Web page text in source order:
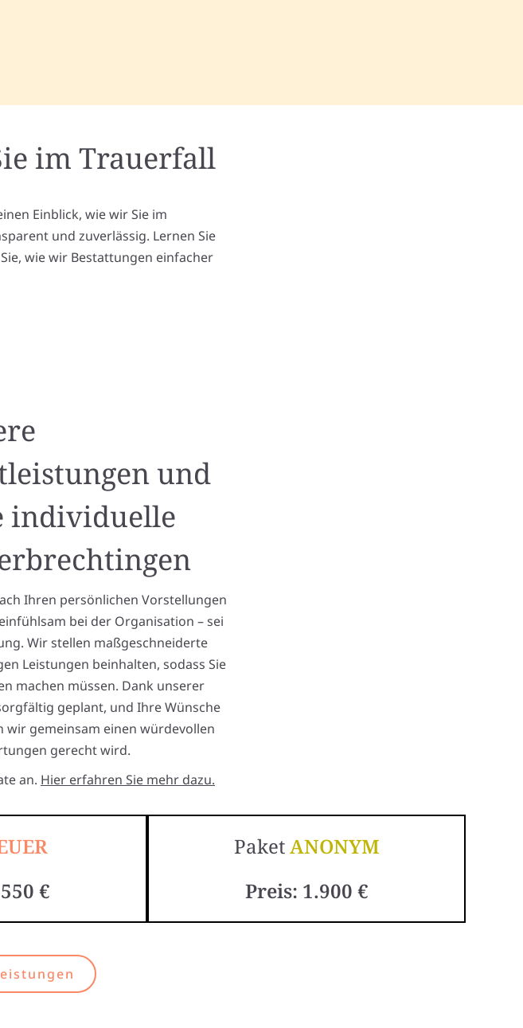
im Trauerfall
Einblick, wie wir Sie im
und zuverlässig. Lernen Sie
wie wir Bestattungen einfacher
und
individuelle
Ihren persönlichen Vorstellungen
bei der Organisation – sei
Wir stellen maßgeschneiderte
Leistungen beinhalten, sodass Sie
machen müssen. Dank unserer
geplant, und Ihre Wünsche
gemeinsam einen würdevollen
gerecht wird.
an. Hier erfahren Sie mehr dazu.
€
PaketANONYM
Preis: 1.900 €